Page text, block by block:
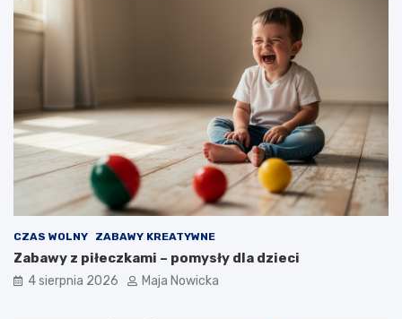
CZAS WOLNY ZABAWY KREATYWNE
Zabawy z piłeczkami – pomysły dla dzieci
4 sierpnia 2026 Maja Nowicka